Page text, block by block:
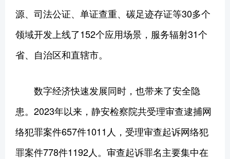
源、司法公证、单证查重、碳足迹存证等30多个
领域开发上线了152个应用场景，服务辐射31个
省、自治区和直辖市。
数字经济快速发展同时，也带来了安全隐
患。2023年以来，静安检察院共受理审查逮捕网
络犯罪案件657件1011人，受理审查起诉网络犯
罪案件778件1192人。审查起诉罪名主要集中在